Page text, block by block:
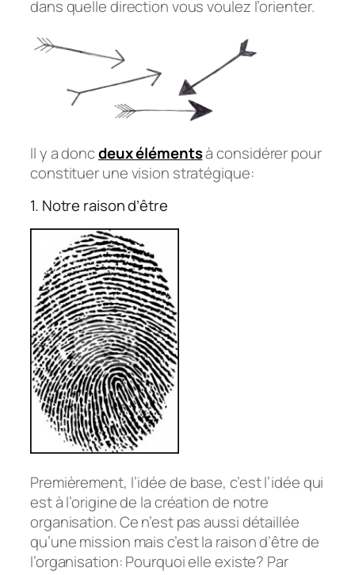
dans quelle direction vous voulez l’orienter.
Il y a doncdeux élémentsà considérer pour
constituer une vision stratégique:
1. Notre raison d’être
Premièrement, l’idée de base, c’est l’idée qui
est à l’origine de la création de notre
organisation. Ce n’est pas aussi détaillée
qu’une mission mais c’est la raison d’être de
l’organisation: Pourquoi elle existe? Par